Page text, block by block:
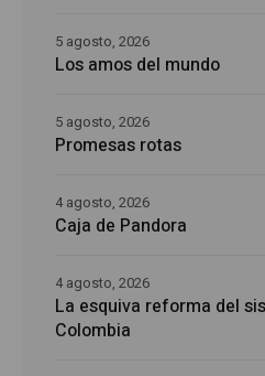
Los amos del mundo
5 agosto, 2026
Promesas rotas
5 agosto, 2026
Caja de Pandora
4 agosto, 2026
La esquiva reforma del
Colombia
4 agosto, 2026